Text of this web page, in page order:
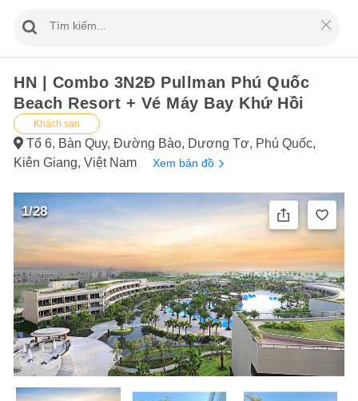
HN | Combo 3N2Đ Pullman Phú Quốc
Beach Resort + Vé Máy Bay Khứ Hồi
Khách sạn
Tổ 6, Bàn Quy, Đường Bào, Dương Tơ, Phú Quốc,
Kiên Giang, Việt Nam
Xem bản đồ
1/28